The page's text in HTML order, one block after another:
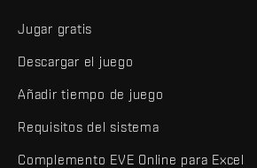
Jugar gratis
Descargar el juego
Añadir tiempo de juego
Requisitos del sistema
Complemento EVE Online para Excel